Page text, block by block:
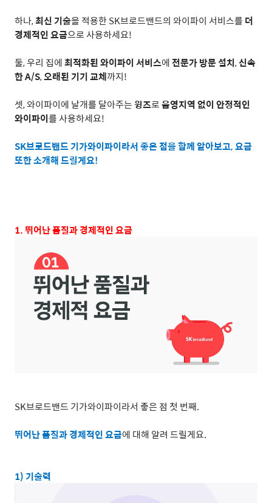
하나,최신 기술을 적용한SK브로드밴드의 와이파이 서비스를 더
경제적인 요금으로 사용하세요!
둘,우리 집에최적화된 와이파이 서비스에전문가 방문 설치,신속
한A/S,오래된 기기 교체까지!
셋,와이파이에 날개를 달아주는윙즈로음영지역 없이 안정적인
와이파이를 사용하세요!
SK브로드밴드 기가와이파이라서 좋은 점을 함께 알아보고,요금
또한 소개해 드릴게요!
1.뛰어난 품질과 경제적인 요금
SK브로드밴드 기가와이파이라서 좋은 점 첫 번째.
뛰어난 품질과 경제적인 요금에 대해 알려 드릴게요.
1) 기술력